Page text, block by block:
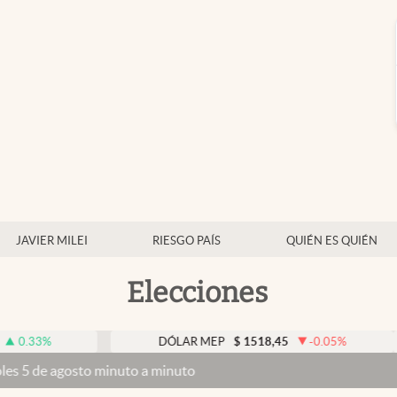
JAVIER MILEI RIESGO PAÍS QUIÉN ES QUIÉN
Elecciones
DÓLAR MEP $ 1518,45 -0.05%
minuto a minuto